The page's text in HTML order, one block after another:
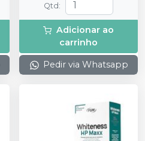
Qtd:
Adicionar ao
carrinho
Pedir via Whatsapp